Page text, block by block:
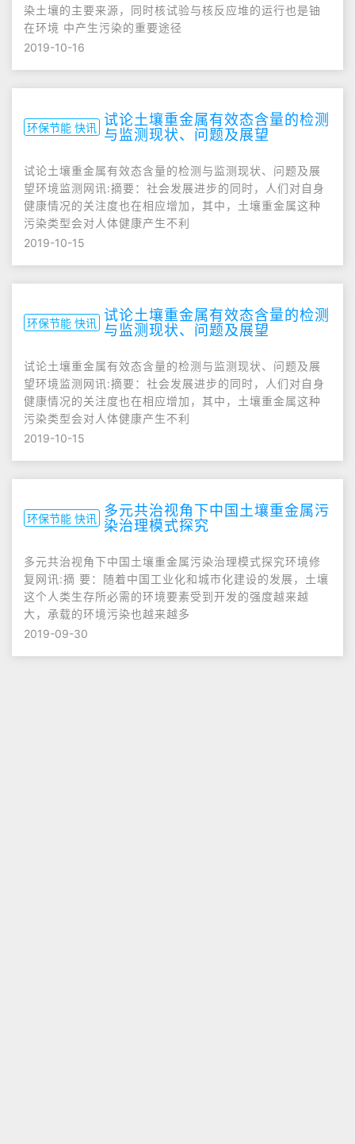
染土壤的主要来源，同时核试验与核反应堆的运行也是铀
在环境 中产生污染的重要途径
2019-10-16
环保节能 快讯 试论土壤重金属有效态含量的检测
与监测现状、问题及展望
试论土壤重金属有效态含量的检测与监测现状、问题及展
望环境监测网讯:摘要：社会发展进步的同时，人们对自身
健康情况的关注度也在相应增加，其中，土壤重金属这种
污染类型会对人体健康产生不利
2019-10-15
环保节能 快讯 试论土壤重金属有效态含量的检测
与监测现状、问题及展望
试论土壤重金属有效态含量的检测与监测现状、问题及展
望环境监测网讯:摘要：社会发展进步的同时，人们对自身
健康情况的关注度也在相应增加，其中，土壤重金属这种
污染类型会对人体健康产生不利
2019-10-15
环保节能 快讯 多元共治视角下中国土壤重金属污
染治理模式探究
多元共治视角下中国土壤重金属污染治理模式探究环境修
复网讯:摘 要：随着中国工业化和城市化建设的发展，土壤
这个人类生存所必需的环境要素受到开发的强度越来越
大，承载的环境污染也越来越多
2019-09-30